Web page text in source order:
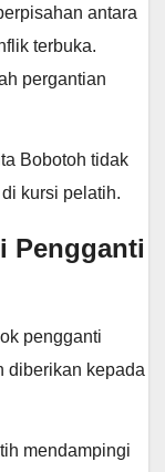
antara
terbuka.
pergantian
Bobotoh tidak
kursi pelatih.
Pengganti
pengganti
diberikan kepada
mendampingi